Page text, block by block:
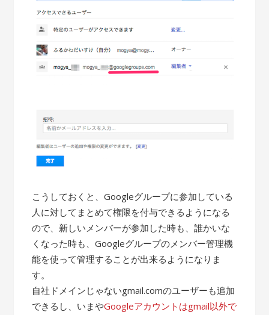
こうしておくと、Googleグループに参加している
人に対してまとめて権限を付与できるようになる
ので、新しいメンバーが参加した時も、誰かいな
くなった時も、Googleグループのメンバー管理機
能を使って管理することが出来るようになりま
す。
自社ドメインじゃないgmail.comのユーザーも追加
できるし、いまやGoogleアカウントはgmail以外で